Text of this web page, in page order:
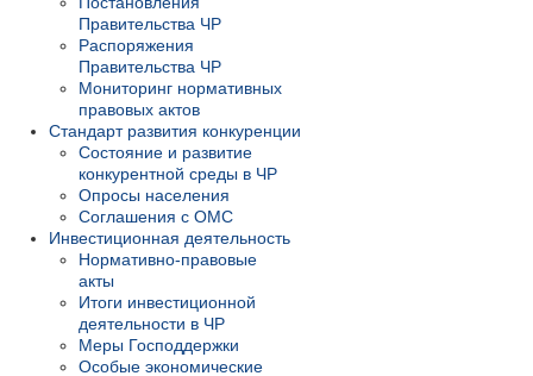
Правительства ЧР
Распоряжения
Правительства ЧР
Мониторинг нормативных
правовых актов
Стандарт развития конкуренции
Состояние и развитие
конкурентной среды в ЧР
Опросы населения
Соглашения с ОМС
Инвестиционная деятельность
Нормативно-правовые
акты
Итоги инвестиционной
деятельности в ЧР
Меры Господдержки
Особые экономические